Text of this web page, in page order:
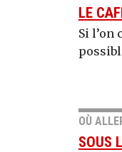
LE
Si l’on
OÙ
SOUS